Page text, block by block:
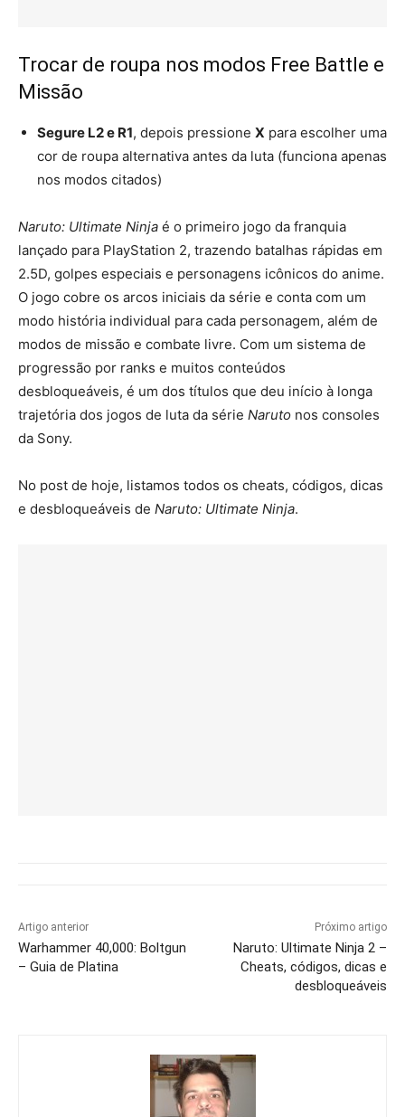
Trocar de roupa nos modos Free Battle e
Missão
Segure L2 e R1, depois pressione X para escolher uma
cor de roupa alternativa antes da luta (funciona apenas
nos modos citados)
Naruto: Ultimate Ninja é o primeiro jogo da franquia
lançado para PlayStation 2, trazendo batalhas rápidas em
2.5D, golpes especiais e personagens icônicos do anime.
O jogo cobre os arcos iniciais da série e conta com um
modo história individual para cada personagem, além de
modos de missão e combate livre. Com um sistema de
progressão por ranks e muitos conteúdos
desbloqueáveis, é um dos títulos que deu início à longa
trajetória dos jogos de luta da série Naruto nos consoles
da Sony.
No post de hoje, listamos todos os cheats, códigos, dicas
e desbloqueáveis de Naruto: Ultimate Ninja.
Artigo anterior
Warhammer 40,000: Boltgun
– Guia de Platina
Próximo artigo
Naruto: Ultimate Ninja 2 –
Cheats, códigos, dicas e
desbloqueáveis